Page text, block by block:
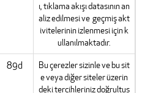
ı, tıklama akışı datasının an
aliz edilmesi ve geçmiş akt
ivitelerinin izlenmesi için k
ullanılmaktadır.
89d
Bu çerezler sizinle ve bu sit
e veya diğer siteler üzerin
deki tercihleriniz doğrultus